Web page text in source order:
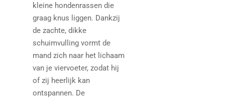
kleine hondenrassen die
graag knus liggen. Dankzij
de zachte, dikke
schuimvulling vormt de
mand zich naar het lichaam
van je viervoeter, zodat hij
of zij heerlijk kan
ontspannen. De